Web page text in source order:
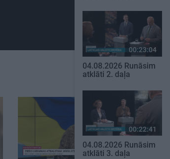
00:19:00
00:23:04
04.08.2026 Runāsim
atklāti 2. daļa
00:22:41
04.08.2026 Runāsim
atklāti 3. daļa